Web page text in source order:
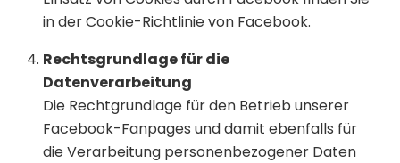
in der Cookie-Richtlinie von Facebook.
Rechtsgrundlage für die
Datenverarbeitung
Die Rechtgrundlage für den Betrieb unserer
Facebook-Fanpages und damit ebenfalls für
die Verarbeitung personenbezogener Daten